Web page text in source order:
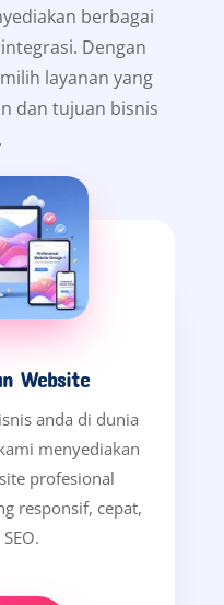
berbagai
Dengan
layanan yang
dan tujuan bisnis
Website
anda di dunia
menyediakan
profesional
responsif, cepat,